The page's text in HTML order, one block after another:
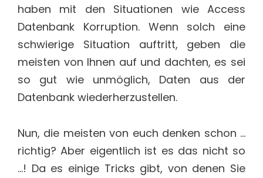
haben mit den Situationen wie Access
Datenbank Korruption. Wenn solch eine
schwierige Situation auftritt, geben die
meisten von Ihnen auf und dachten, es sei
so gut wie unmöglich, Daten aus der
Datenbank wiederherzustellen.
Nun, die meisten von euch denken schon …
richtig? Aber eigentlich ist es das nicht so
…! Da es einige Tricks gibt, von denen Sie